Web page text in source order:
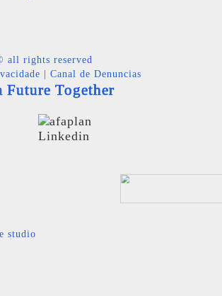
all rights reserved
Canal de Denuncias
Together
studio